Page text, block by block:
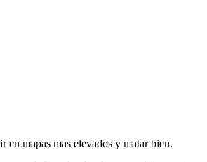
en mapas mas elevados y matar bien.